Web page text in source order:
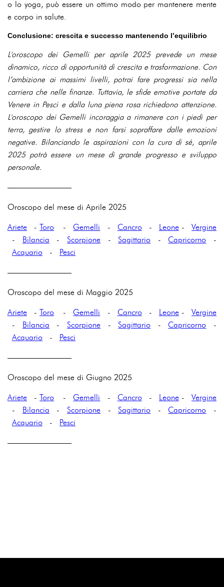
o lo yoga, può essere un ottimo modo per mantenere mente
e corpo in salute.
Conclusione: crescita e successo mantenendo l’equilibrio
L'oroscopo dei Gemelli per aprile 2025 prevede un mese
dinamico, ricco di opportunità di crescita e trasformazione. Con
l’ambizione ai massimi livelli, potrai fare progressi sia nella
carriera che nelle finanze. Tuttavia, le sfide emotive portate da
Venere in Pesci e dalla luna piena rosa richiedono attenzione.
L'oroscopo dei Gemelli incoraggia a rimanere con i piedi per
terra, gestire lo stress e non farsi sopraffare dalle emozioni
negative. Bilanciando le aspirazioni con la cura di sé, aprile
2025 potrà essere un mese di grande progresso e sviluppo
personale.
————————
Oroscopo del mese di Aprile 2025
Ariete -Toro - Gemelli - Cancro- Leone-Vergine
-
Bilancia -Scorpione -Sagittario - Capricorno -
Acquario - Pesci
————————
Oroscopo del mese di Maggio 2025
Ariete -Toro - Gemelli - Cancro- Leone-Vergine
-
Bilancia -Scorpione -Sagittario - Capricorno -
Acquario - Pesci
————————
Oroscopo del mese di Giugno 2025
Ariete -Toro - Gemelli - Cancro- Leone-Vergine
-
Bilancia -Scorpione -Sagittario - Capricorno -
Acquario - Pesci
————————